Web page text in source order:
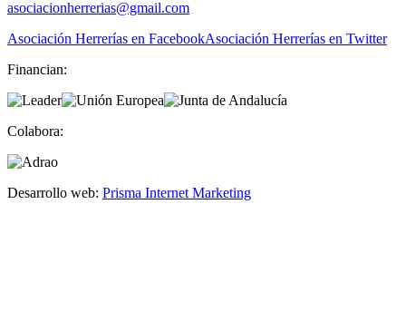
asociacionherrerias@gmail.com
Asociación Herrerías en FacebookAsociación Herrerías en Twitter
Financian:
Colabora:
Desarrollo web: Prisma Internet Marketing